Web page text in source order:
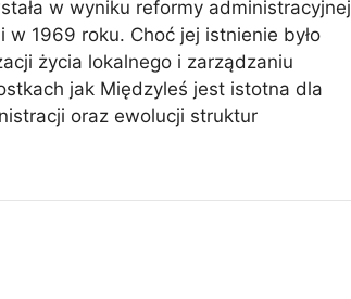
w wyniku reformy administracyjnej
w 1969 roku. Choć jej istnienie było
życia lokalnego i zarządzaniu
jak Międzyleś jest istotna dla
oraz ewolucji struktur